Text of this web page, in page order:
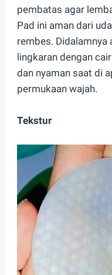
pembatas agar
Pad ini aman dari
rembes.
lingkaran dengan
dan nyaman saat di
permukaan wajah.
Tekstur